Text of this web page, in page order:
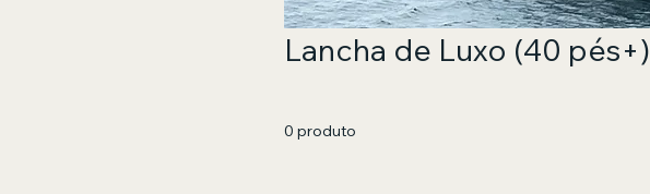
Lancha de Luxo (40 pés+)
0 produto